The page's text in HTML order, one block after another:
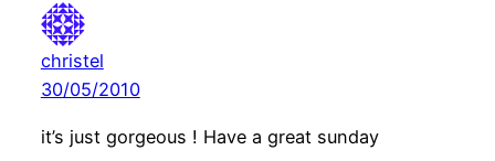
christel
30/05/2010
it’s just gorgeous ! Have a great sunday